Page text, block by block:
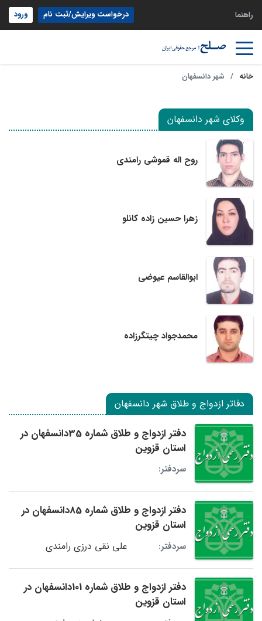
راهنما درخواست ویرایش/ثبت نام ورود
خانه شهر دانسفهان
وکلای شهر دانسفهان
روح اله قموشی رامندی
زهرا حسین زاده کانلو
ابوالقاسم عیوضی
محمدجواد چیتگرزاده
دفاتر ازدواج و طلاق شهر دانسفهان
دفتر ازدواج و طلاق شماره 35دانسفهان در
استان قزوین
سردفتر:
دفتر ازدواج و طلاق شماره 85دانسفهان در
استان قزوین
سردفتر: علی نقی درزی رامندی
دفتر ازدواج و طلاق شماره 101دانسفهان در
استان قزوین